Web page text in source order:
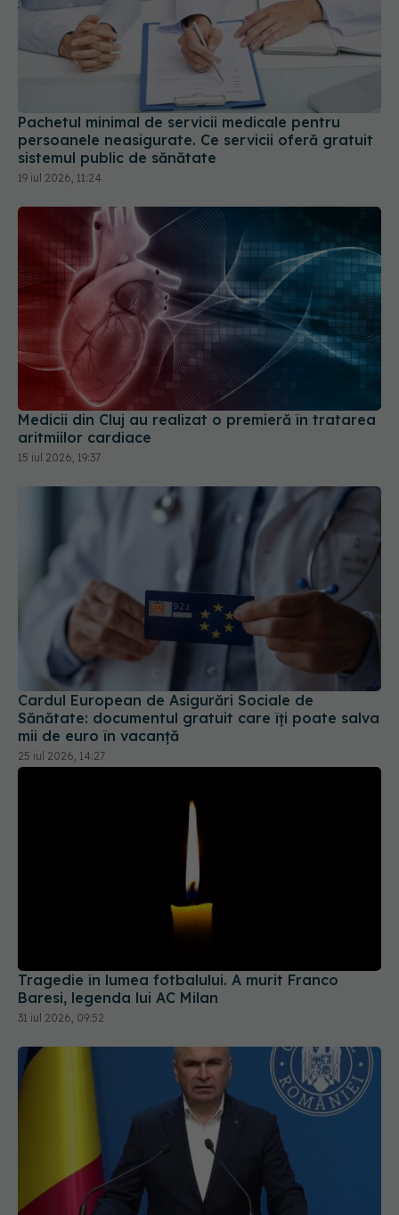
Pachetul minimal de servicii medicale pentru
persoanele neasigurate. Ce servicii oferă gratuit
Medicii din Cluj au realizat o premieră în tratarea
aritmiilor cardiace
15 iul 2026, 19:37
Cardul European de Asigurări Sociale de
Sănătate: documentul gratuit care îți poate salva
mii de euro în vacanță
25 iul 2026, 14:27
Tragedie în lumea fotbalului. A murit Franco
Baresi, legenda lui AC Milan
Bolojan, mesaj dur după greva din sănătate. Ce
se întâmplă cu salariile personalului medical